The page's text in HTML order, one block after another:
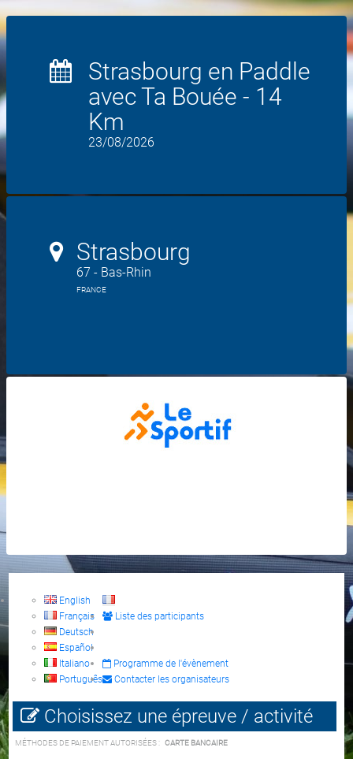
Strasbourg en Paddle
avec Ta Bouée - 14
Km
23/08/2026
Strasbourg
67 - Bas-Rhin
FRANCE
English
Français
Deutsch
Español
Italiano
Português
Liste des participants
Programme de l'évènement
Contacter les organisateurs
Choisissez une épreuve / activité
MÉTHODES DE PAIEMENT AUTORISÉES : CARTE BANCAIRE